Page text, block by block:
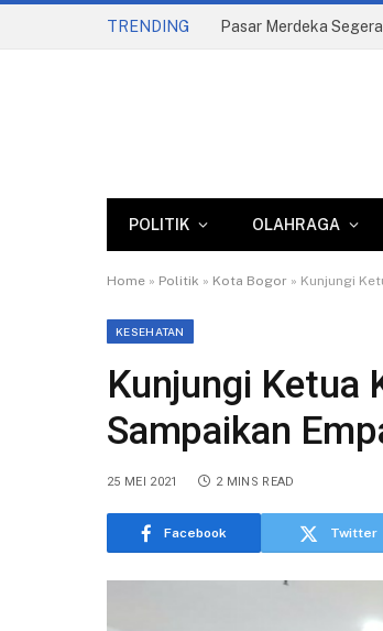
TRENDING
POLITIK OLAHRAGA
Home » Politik » Kota Bogor » Kunjungi
KESEHATAN
Kunjungi Ketua
Sampaikan
25 MEI 2021 2 MINS READ
Facebook Twitter